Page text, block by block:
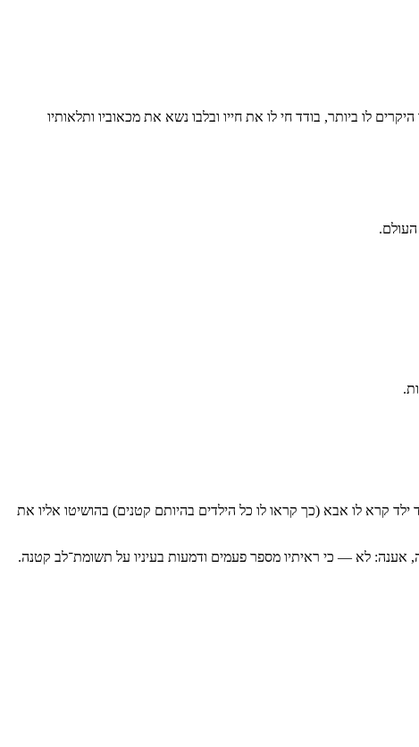
לו ביותר, בודד חי לו את חייו ובלבו נשא את מכאוביו ותלאותיו
קרא לו אבא (כך קראו לו כל הילדים בהיותם קטנים) בהושיטו אליו את
לא — כי ראיתיו מספר פעמים ודמעות בעיניו על תשומת־לב קטנה.